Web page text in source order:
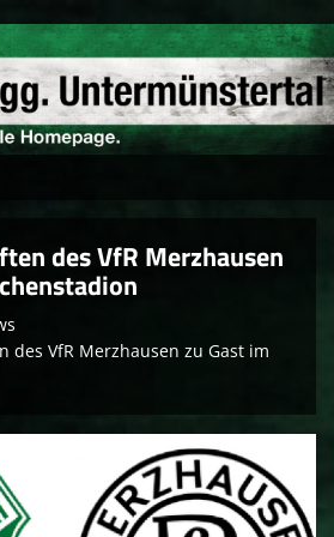
des VfR Merzhausen
des VfR Merzhausen zu Gast im